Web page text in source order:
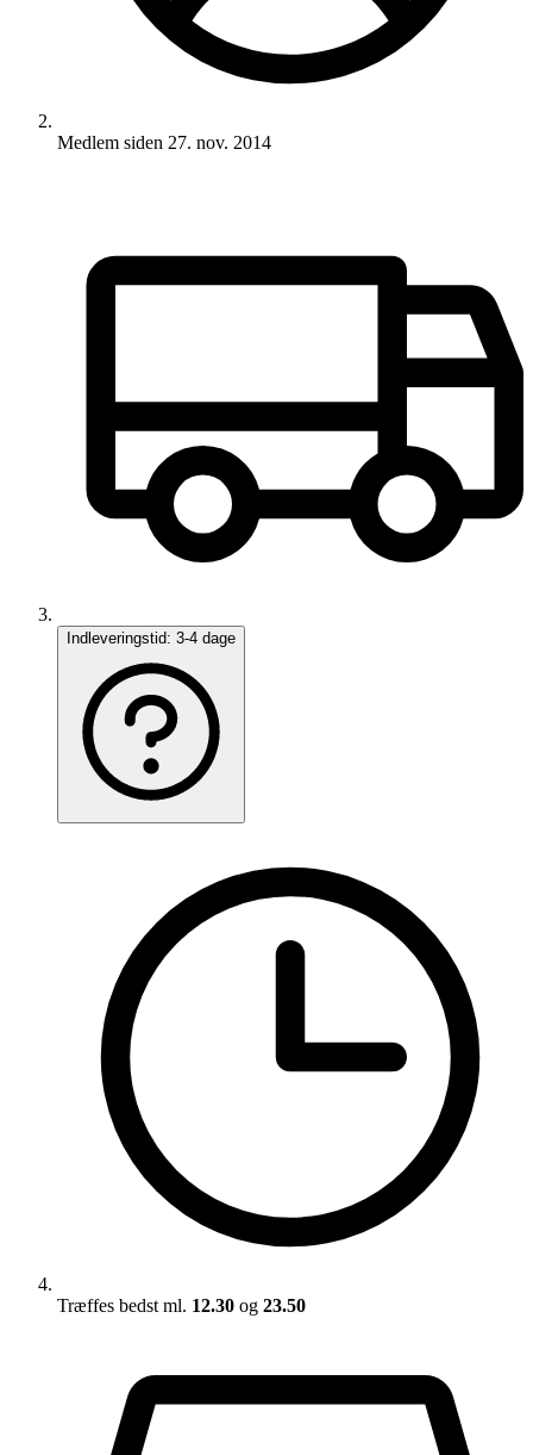
Medlem siden 27. nov. 2014
Indleveringstid: 3-4 dage
Træffes bedst ml. 12.30 og 23.50